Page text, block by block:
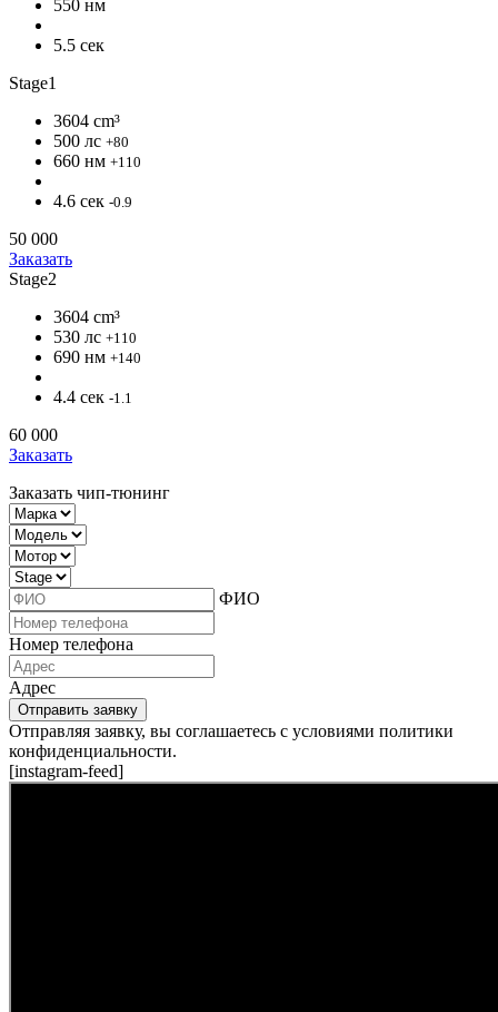
550 нм
5.5 сек
Stage1
3604 cm³
500 лс +80
660 нм +110
4.6 сек -0.9
50 000
Заказать
Stage2
3604 cm³
530 лс +110
690 нм +140
4.4 сек -1.1
60 000
Заказать
Заказать чип-тюнинг
ФИО
Номер телефона
Адрес
Отправить заявку
Отправляя заявку, вы соглашаетесь с условиями политики
конфиденциальности.
[instagram-feed]